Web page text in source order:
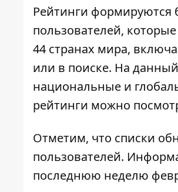
Рейтинги формируются
пользователей,
44 странах мира,
или в поиске. На
национальные и
рейтинги можно
Отметим, что списки
пользователей.
последнюю неделю